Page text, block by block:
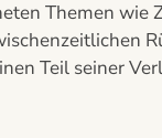
Themen
Teil seiner